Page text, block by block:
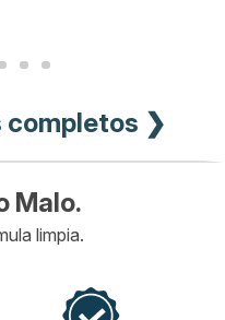
completos ❯
Malo.
limpia.